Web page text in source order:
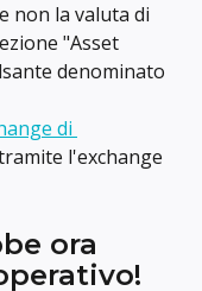
e non la valuta di
"Asset
denominato
di
l'exchange
ora